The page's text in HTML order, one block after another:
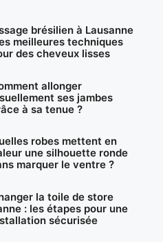
brésilien à Lausanne
meilleures techniques
des cheveux lisses
allonger
ses jambes
à sa tenue ?
robes mettent en
une silhouette ronde
marquer le ventre ?
la toile de store
: les étapes pour une
sécurisée